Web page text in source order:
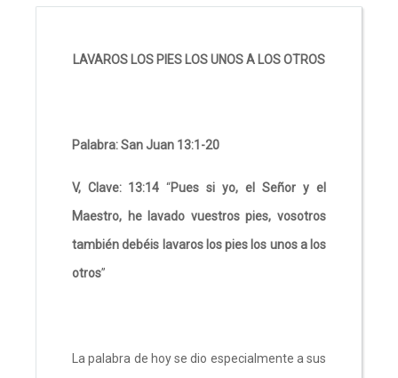
LAVAROS LOS PIES LOS UNOS A LOS OTROS
Palabra: San Juan 13:1-20
V, Clave: 13:14 “Pues si yo, el Señor y el
Maestro, he lavado vuestros pies, vosotros
también debéis lavaros los pies los unos a los
otros”
La palabra de hoy se dio especialmente a sus